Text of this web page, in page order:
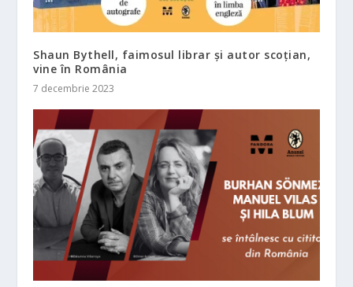
Shaun Bythell, faimosul librar și autor scoțian,
vine în România
7 decembrie 2023